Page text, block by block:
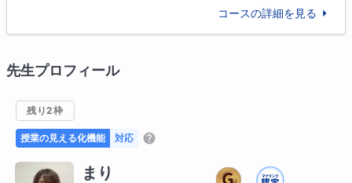
コースの詳細を見る
先生プロフィール
残り2枠
授業の見える化機能 対応
まり